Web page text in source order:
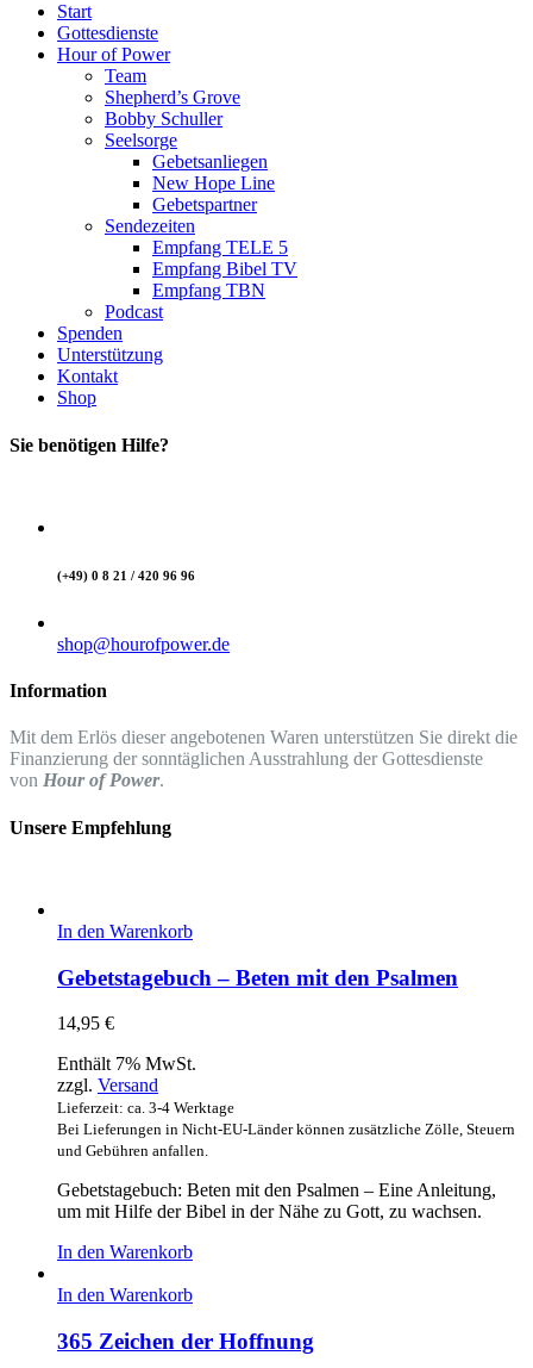
Start
Gottesdienste
Hour of Power
Team
Shepherd’s Grove
Bobby Schuller
Seelsorge
Gebetsanliegen
New Hope Line
Gebetspartner
Sendezeiten
Empfang TELE 5
Empfang Bibel TV
Empfang TBN
Podcast
Spenden
Unterstützung
Kontakt
Shop
Sie benötigen Hilfe?
(+49) 0 8 21 / 420 96 96
shop@hourofpower.de
Information
Mit dem Erlös dieser angebotenen Waren unterstützen Sie direkt die
Finanzierung der sonntäglichen Ausstrahlung der Gottesdienste
von Hour of Power.
Unsere Empfehlung
In den Warenkorb
Gebetstagebuch – Beten mit den Psalmen
14,95 €
Enthält 7% MwSt.
zzgl. Versand
Lieferzeit: ca. 3-4 Werktage
Bei Lieferungen in Nicht-EU-Länder können zusätzliche Zölle, Steuern
und Gebühren anfallen.
Gebetstagebuch: Beten mit den Psalmen – Eine Anleitung,
um mit Hilfe der Bibel in der Nähe zu Gott, zu wachsen.
In den Warenkorb
In den Warenkorb
365 Zeichen der Hoffnung